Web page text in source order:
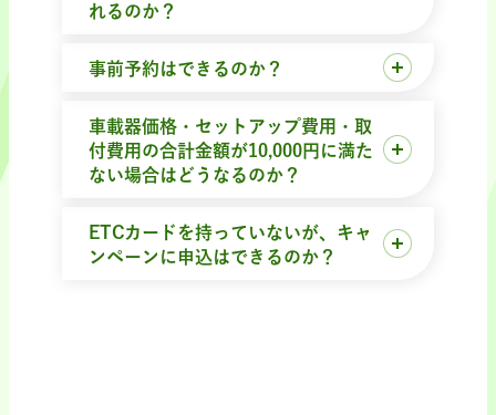
れるのか？
事前予約はできるのか？
車載器価格・セットアップ費用・取
付費用の合計金額が10,000円に満た
ない場合はどうなるのか？
ETCカードを持っていないが、キャ
ンペーンに申込はできるのか？